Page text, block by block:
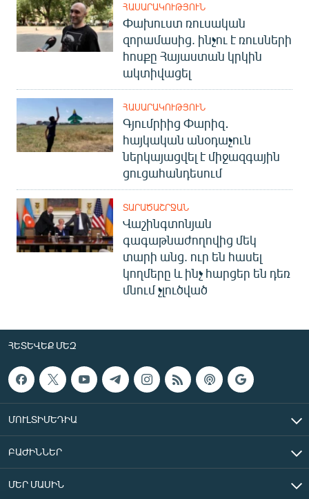
ՀԱՍԱՐԱԿՈՒԹՅՈՒՆ
Փախուստ ռուսական
զորամասից. ինչու է ռուսների
հոսքը Հայաստան կրկին
ակտիվացել
ՀԱՍԱՐԱԿՈՒԹՅՈՒՆ
Գյումրիից Փարիզ․
հայկական անօդաչուն
ներկայացվել է միջազգային
ցուցահանդեսում
ՏԱՐԱԾԱՇՐՋԱՆ
Վաշինգտոնյան
գագաթնաժողովից մեկ
տարի անց. ուր են հասել
կողմերը և ինչ հարցեր են դեռ
մնում չլուծված
ՀԵՏԵՎԵՔ ՄԵԶ
ՄՈՒԼՏԻՄԵԴԻԱ
ԲԱԺԻՆՆԵՐ
ՄԵՐ ՄԱՍԻՆ